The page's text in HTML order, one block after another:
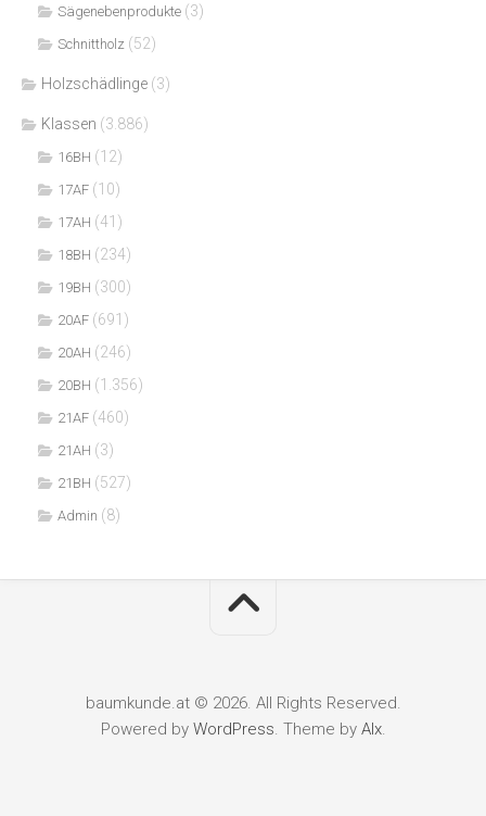
Sägenebenprodukte (3)
Schnittholz (52)
Holzschädlinge (3)
Klassen (3.886)
16BH (12)
17AF (10)
17AH (41)
18BH (234)
19BH (300)
20AF (691)
20AH (246)
20BH (1.356)
21AF (460)
21AH (3)
21BH (527)
Admin (8)
baumkunde.at © 2026. All Rights Reserved.
Powered by WordPress. Theme by Alx.